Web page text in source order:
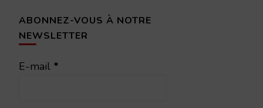
ABONNEZ-VOUS À NOTRE
NEWSLETTER
E-mail *